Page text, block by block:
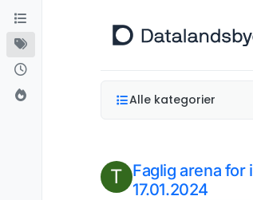
Hopp til innhold
Alle kategorier
T Faglig arena
17.01.2024